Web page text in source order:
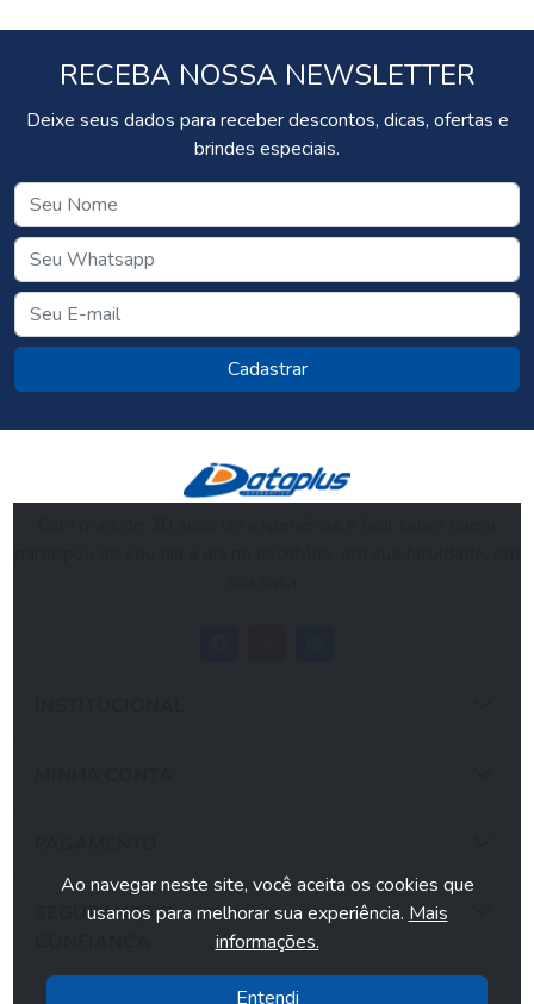
RECEBA NOSSA NEWSLETTER
Deixe seus dados para receber descontos, dicas, ofertas e
brindes especiais.
Cadastrar
SEGURANÇA E
Ao navegar neste site, você aceita os cookies que
usamos para melhorar sua experiência. Mais
informações.
Entendi